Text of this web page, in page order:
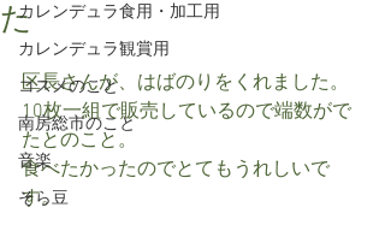
カレンデュラ食用・加工用
カレンデュラ観賞用
コスメのこと
南房総市のこと
音楽
そら豆
た
区長さんが、はばのりをくれました。
10枚一組で販売しているので端数がで
たとのこと。
食べたかったのでとてもうれしいで
す。